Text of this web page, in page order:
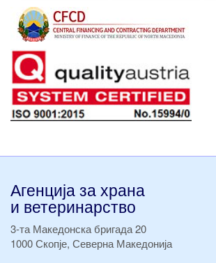
Агенција за храна
и ветеринарство
3-та Македонска бригада 20
1000 Скопје, Северна Македонија